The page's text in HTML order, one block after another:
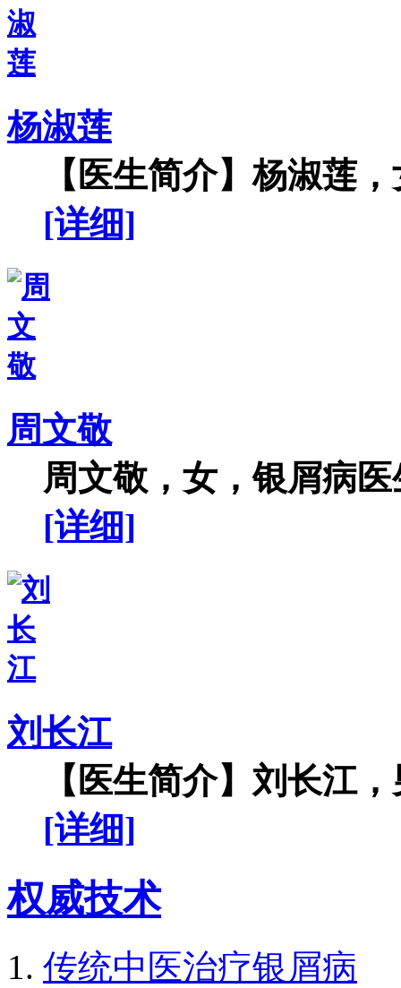
杨淑莲
【医生简介】杨淑莲
[详细]
周文敬
周文敬，女，银屑病
[详细]
刘长江
【医生简介】刘长江
[详细]
权威技术
传统中医治疗银屑病